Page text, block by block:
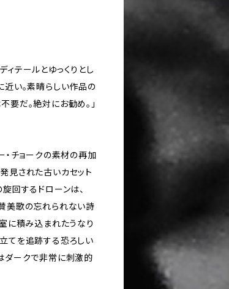
ィテールとゆっくりとし
近い。素晴らしい作品の
要だ。絶対にお勧め。」
・チョークの素材の再加
見された古いカセット
回するドローンは、
美歌の忘れられない詩
に積み込まれたうなり
てを追跡する恐ろしい
ダークで非常に刺激的